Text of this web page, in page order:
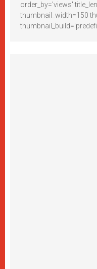
order_by='views'
thumbnail_width=150